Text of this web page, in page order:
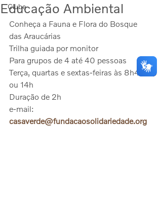
Clube
Educação Ambiental
Conheça a Fauna e Flora do Bosque
das Araucárias
Trilha guiada por monitor
Para grupos de 4 até 40 pessoas
Terça, quartas e sextas-feiras às 8h45
ou 14h
Duração de 2h
e-mail:
casaverde@fundacaosolidariedade.org